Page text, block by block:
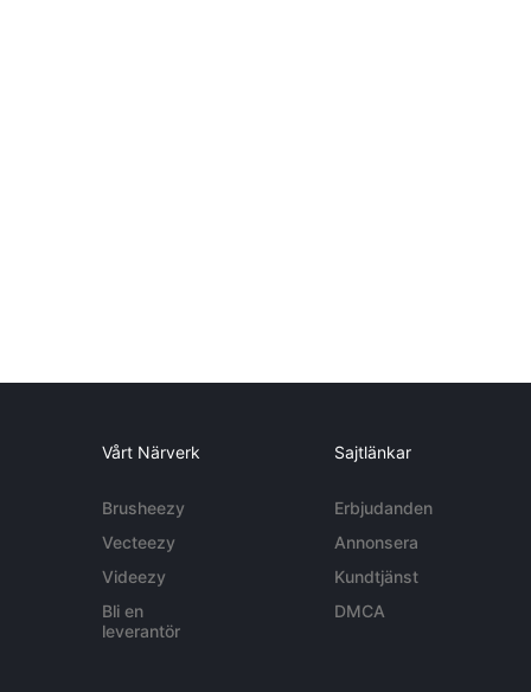
Vårt Närverk
Brusheezy
Vecteezy
Videezy
Bli en
leverantör
Sajtlänkar
Erbjudanden
Annonsera
Kundtjänst
DMCA